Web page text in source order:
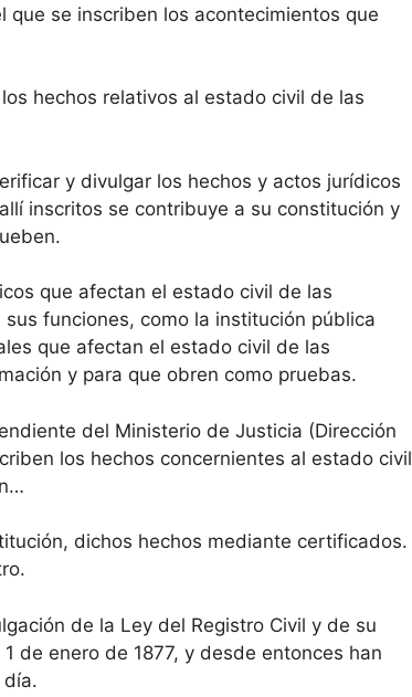
que se inscriben los acontecimientos que
hechos relativos al estado civil de las
y divulgar los hechos y actos jurídicos
inscritos se contribuye a su constitución y
que afectan el estado civil de las
funciones, como la institución pública
que afectan el estado civil de las
y para que obren como pruebas.
del Ministerio de Justicia (Dirección
los hechos concernientes al estado civil
dichos hechos mediante certificados.
de la Ley del Registro Civil y de su
de enero de 1877, y desde entonces han
día.